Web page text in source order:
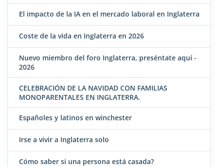
El impacto de la IA en el mercado laboral en Inglaterra
Coste de la vida en Inglaterra en 2026
Nuevo miembro del foro Inglaterra, preséntate aquí -
2026
CELEBRACIÓN DE LA NAVIDAD CON FAMILIAS
MONOPARENTALES EN INGLATERRA.
Españoles y latinos en winchester
Irse a vivir a Inglaterra solo
Cómo saber si una persona está casada?